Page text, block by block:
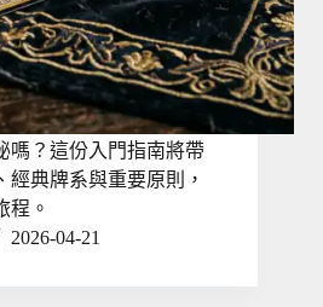
嗎？這份入門指南將帶
典牌系與重要原則，
程。
2026-04-21